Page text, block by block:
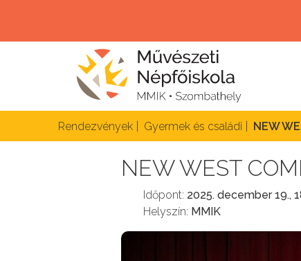
Rendezvények Gyermek és családi NEW
NEW WEST
Időpont: 2025. december 19.,
Helyszín: MMIK